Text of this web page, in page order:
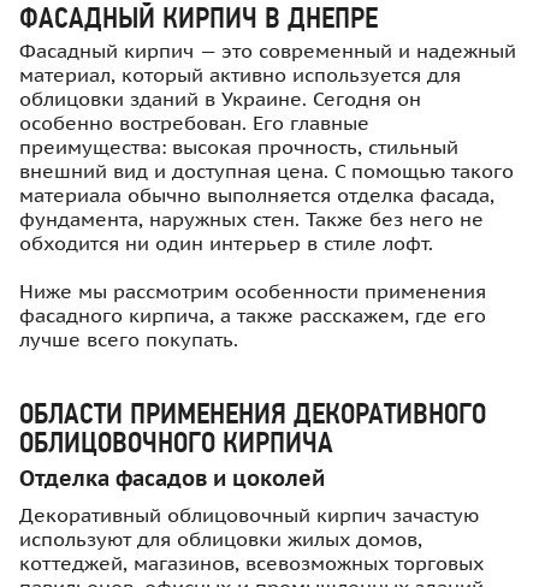
ФАСАДНЫЙ КИРПИЧ В ДНЕПРЕ
Фасадный кирпич — это современный и надежный
материал, который активно используется для
облицовки зданий в Украине. Сегодня он
особенно востребован. Его главные
преимущества: высокая прочность, стильный
внешний вид и доступная цена. С помощью такого
материала обычно выполняется отделка фасада,
фундамента, наружных стен. Также без него не
обходится ни один интерьер в стиле лофт.
Ниже мы рассмотрим особенности применения
фасадного кирпича, а также расскажем, где его
лучше всего покупать.
ОБЛАСТИ ПРИМЕНЕНИЯ ДЕКОРАТИВНОГО
ОБЛИЦОВОЧНОГО КИРПИЧА
Отделка фасадов и цоколей
Декоративный облицовочный кирпич зачастую
используют для облицовки жилых домов,
коттеджей, магазинов, всевозможных торговых